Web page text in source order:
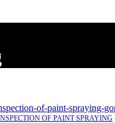
OF PAINT SPRAYING